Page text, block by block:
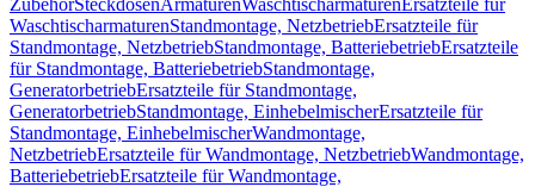
ZubehörSteckdosenArmaturenWaschtischarmaturen Ersatzteile für
WaschtischarmaturenStandmontage, NetzbetriebErsatzteile für
Standmontage, NetzbetriebStandmontage, BatteriebetriebErsatzteile
für Standmontage, BatteriebetriebStandmontage,
GeneratorbetriebErsatzteile für Standmontage,
GeneratorbetriebStandmontage, EinhebelmischerErsatzteile für
Standmontage, EinhebelmischerWandmontage,
NetzbetriebErsatzteile für Wandmontage, NetzbetriebWandmontage,
BatteriebetriebErsatzteile für Wandmontage,